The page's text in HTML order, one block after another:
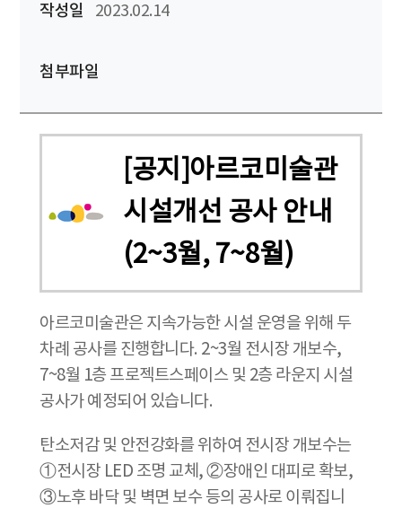
작성일
2023.02.14
첨부파일
[공지]아르코미술관
시설개선 공사 안내
(2~3월, 7~8월)
아르코미술관은 지속가능한 시설 운영을 위해 두
차례 공사를 진행합니다. 2~3월 전시장 개보수,
7~8월 1층 프로젝트스페이스 및 2층 라운지 시설
공사가 예정되어 있습니다.
탄소저감 및 안전강화를 위하여 전시장 개보수는
①전시장 LED 조명 교체, ②장애인 대피로 확보,
③노후 바닥 및 벽면 보수 등의 공사로 이뤄집니